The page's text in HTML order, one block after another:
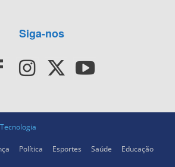
Siga-nos
Política Esportes Saúde
Educação